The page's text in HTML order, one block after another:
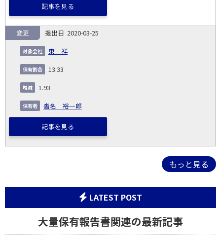
記事を見る
2020-03-25
東 祥
変更
13.33
1.93
沓名 裕一郎
記事を見る
もっと見る
LATEST POST
大量保有報告書関連の最新記事